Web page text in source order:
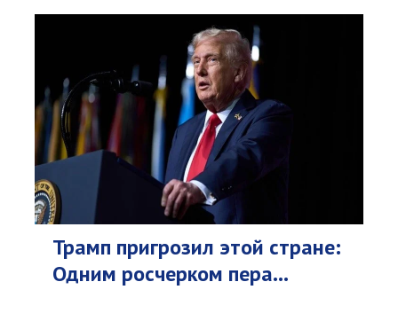
Трамп пригрозил этой стране:
Одним росчерком пера...